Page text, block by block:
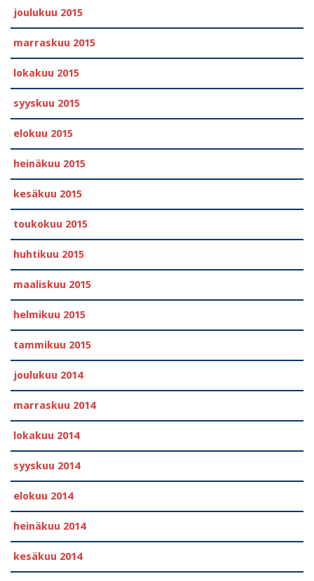
joulukuu 2015
marraskuu 2015
lokakuu 2015
syyskuu 2015
elokuu 2015
heinäkuu 2015
kesäkuu 2015
toukokuu 2015
huhtikuu 2015
maaliskuu 2015
helmikuu 2015
tammikuu 2015
joulukuu 2014
marraskuu 2014
lokakuu 2014
syyskuu 2014
elokuu 2014
heinäkuu 2014
kesäkuu 2014